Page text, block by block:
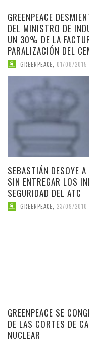
GREENPEACE
DEL MINISTRO DE
UN 30% DE LA
PARALIZACIÓN DEL
GREENPEACE 01/08/2015
SEBASTIÁN DESOYE
SIN ENTREGAR LOS
SEGURIDAD DEL ATC
GREENPEACE 23/09/2010
GREENPEACE SE
DE LAS CORTES DE
NUCLEAR